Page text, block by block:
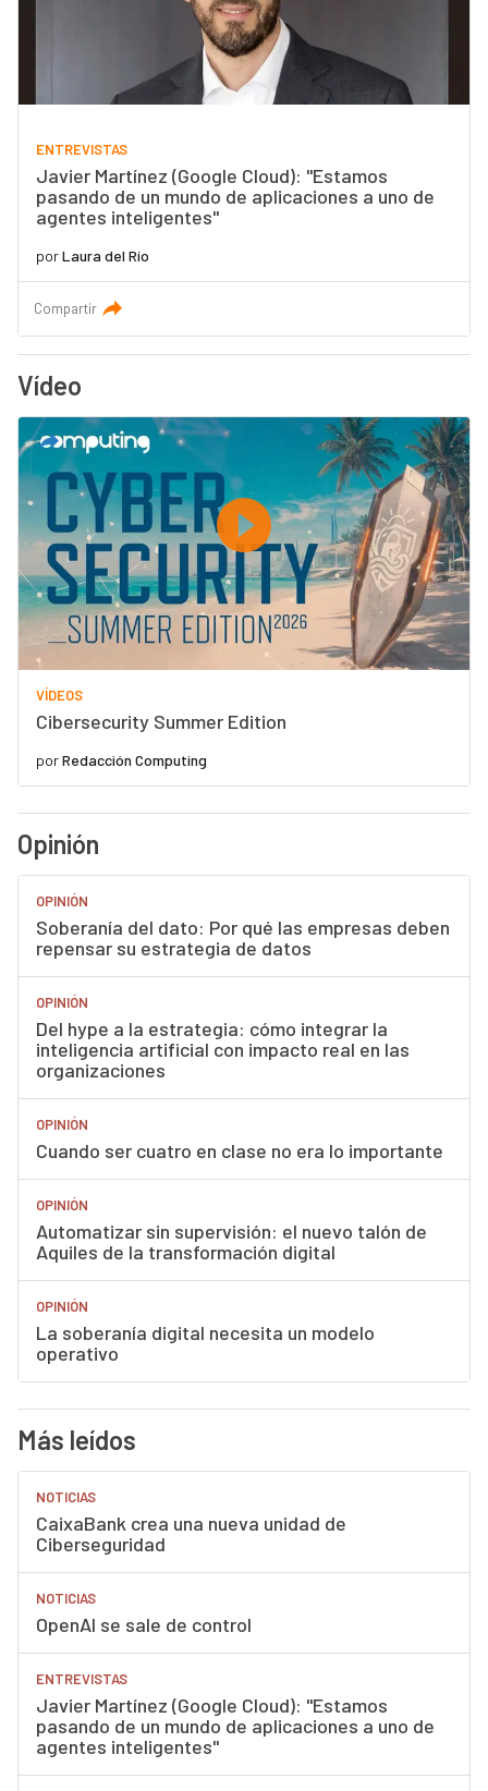
ENTREVISTAS
Javier Martínez (Google Cloud): "Estamos
pasando de un mundo de aplicaciones a uno de
agentes inteligentes"
porLaura del Río
Compartir
Vídeo
VÍDEOS
Cibersecurity Summer Edition
porRedacción Computing
Opinión
OPINIÓN
Soberanía del dato: Por qué las empresas deben
repensar su estrategia de datos
OPINIÓN
Del hype a la estrategia: cómo integrar la
inteligencia artificial con impacto real en las
organizaciones
OPINIÓN
Cuando ser cuatro en clase no era lo importante
OPINIÓN
Automatizar sin supervisión: el nuevo talón de
Aquiles de la transformación digital
OPINIÓN
La soberanía digital necesita un modelo
operativo
Más leídos
NOTICIAS
CaixaBank crea una nueva unidad de
Ciberseguridad
NOTICIAS
OpenAI se sale de control
ENTREVISTAS
Javier Martínez (Google Cloud): "Estamos
pasando de un mundo de aplicaciones a uno de
agentes inteligentes"